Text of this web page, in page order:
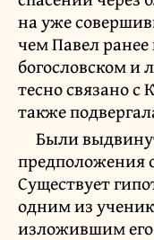
на уже
чем Павел ранее
богословском
тесно связано с
также
Были
предположения
Существует
одним из
изложившим его